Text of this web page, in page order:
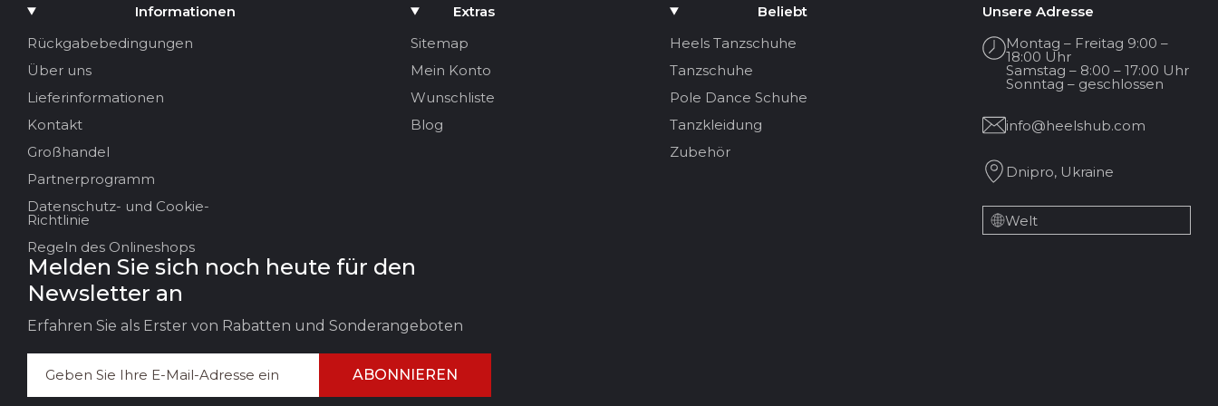
Ihr Name
Ihre E-Mail
Titel der Bewertung
Ihr Feedback:
Informationen
Rückgabebedingungen
Über uns
Lieferinformationen
Kontakt
Großhandel
Partnerprogramm
Datenschutz- und Cookie-
Richtlinie
Regeln des Onlineshops
Extras
Sitemap
Mein Konto
Wunschliste
Blog
Beliebt
Heels Tanzschuhe
Tanzschuhe
Pole Dance Schuhe
Tanzkleidung
Zubehör
Unsere Adresse
Montag – Freitag 9:00 –
18:00 Uhr
Samstag – 8:00 – 17:00 Uhr
Sonntag – geschlossen
info@heelshub.com
Dnipro, Ukraine
Welt
Melden Sie sich noch heute für den
Newsletter an
Erfahren Sie als Erster von Rabatten und Sonderangeboten
ABONNIEREN